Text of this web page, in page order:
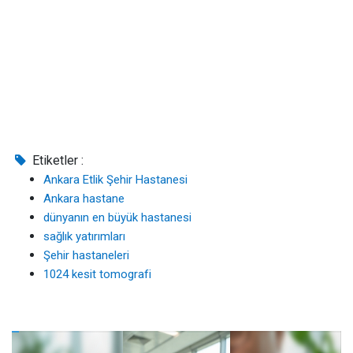
Etiketler :
Ankara Etlik Şehir Hastanesi
Ankara hastane
dünyanın en büyük hastanesi
sağlık yatırımları
Şehir hastaneleri
1024 kesit tomografi